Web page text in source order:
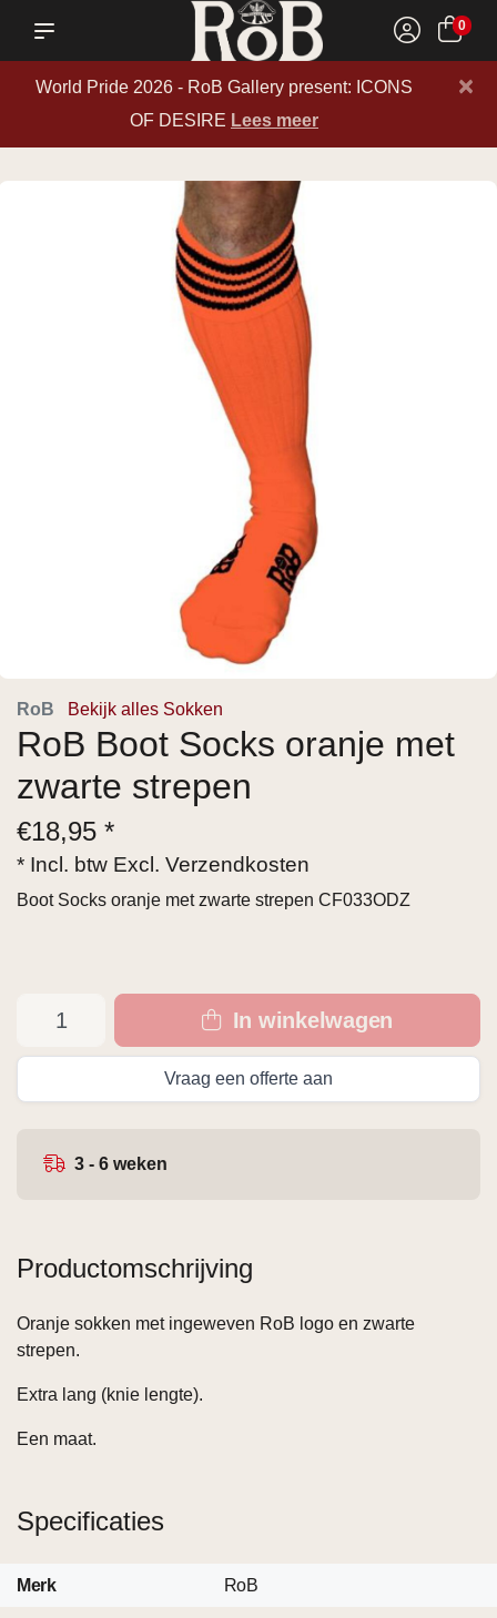
0
World Pride 2026 - RoB Gallery present: ICONS
OF DESIRE Lees meer
×
RoB Bekijk alles Sokken
RoB Boot Socks oranje met
zwarte strepen
€18,95 *
* Incl. btw Excl. Verzendkosten
Boot Socks oranje met zwarte strepen CF033ODZ
In winkelwagen
Vraag een offerte aan
3 - 6 weken
Productomschrijving
Oranje sokken met ingeweven RoB logo en zwarte
strepen.
Extra lang (knie lengte).
Een maat.
Specificaties
Merk RoB